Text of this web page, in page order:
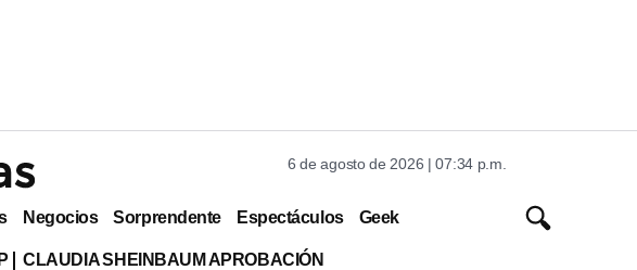
6 de agosto de 2026 | 07:34 p.m.
Negocios Sorprendente Espectáculos Geek
CLAUDIA SHEINBAUM APROBACIÓN